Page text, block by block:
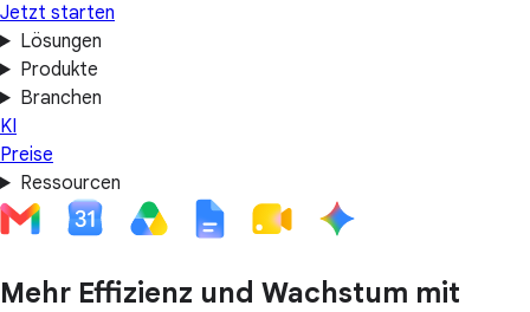
Jetzt starten
Lösungen
Produkte
Branchen
KI
Preise
Ressourcen
Mehr Effizienz und Wachstum mit